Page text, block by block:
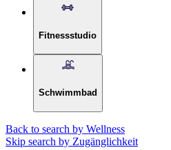
Fitnessstudio
Schwimmbad
Back to search by Wellness
Skip search by Zugänglichkeit